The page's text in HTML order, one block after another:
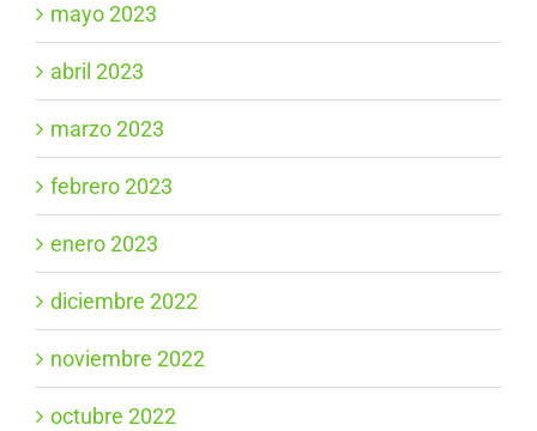
mayo 2023
abril 2023
marzo 2023
febrero 2023
enero 2023
diciembre 2022
noviembre 2022
octubre 2022